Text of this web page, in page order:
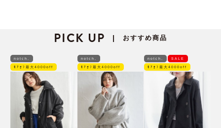
PICK UP | おすすめ商品
notch.
ﾓｱｵﾌ最大4000off
notch.
ﾓｱｵﾌ最大4000off
notch. SALE
ﾓｱｵﾌ最大4000off